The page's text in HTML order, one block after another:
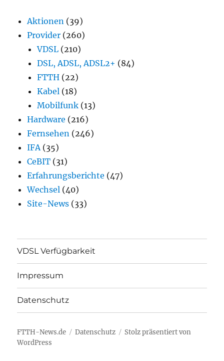
Aktionen (39)
Provider (260)
VDSL (210)
DSL, ADSL, ADSL2+ (84)
FTTH (22)
Kabel (18)
Mobilfunk (13)
Hardware (216)
Fernsehen (246)
IFA (35)
CeBIT (31)
Erfahrungsberichte (47)
Wechsel (40)
Site-News (33)
VDSL Verfügbarkeit
Impressum
Datenschutz
FTTH-News.de Datenschutz
Stolz präsentiert von
WordPress